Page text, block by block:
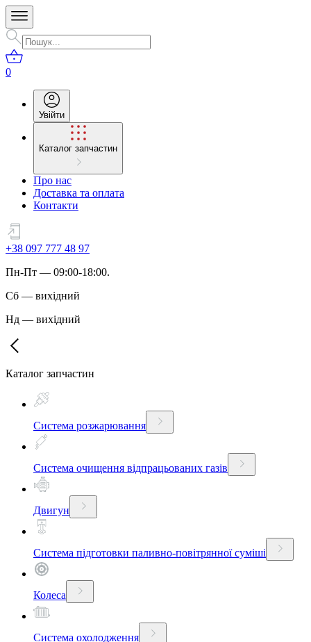
0
Увійти
Каталог запчастин
Про нас
Доставка та оплата
Контакти
+38 097 777 48 97
Пн-Пт — 09:00-18:00.
Сб — вихідний
Нд — вихідний
Каталог запчастин
Система розжарювання
Система очищення відпрацьованих газів
Двигун
Система підготовки паливно-повітрянної суміші
Колеса
Система охолодження